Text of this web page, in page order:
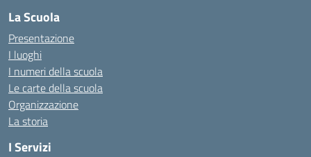
La Scuola
Presentazione
I luoghi
I numeri della scuola
Le carte della scuola
Organizzazione
La storia
I Servizi